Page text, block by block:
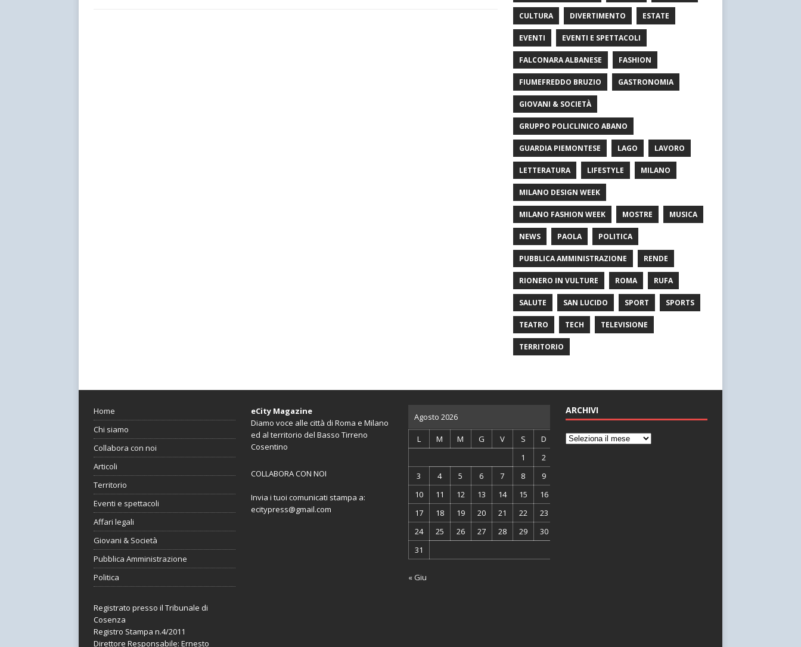
CULTURA DIVERTIMENTO ESTATE
EVENTI EVENTI E SPETTACOLI
FALCONARA ALBANESE FASHION
FIUMEFREDDO BRUZIO GASTRONOMIA
GIOVANI & SOCIETÀ
GRUPPO POLICLINICO ABANO
GUARDIA PIEMONTESE LAGO LAVORO
LETTERATURA LIFESTYLE MILANO
MILANO DESIGN WEEK
MILANO FASHION WEEK MOSTRE MUSICA
NEWS PAOLA POLITICA
PUBBLICA AMMINISTRAZIONE RENDE
RIONERO IN VULTURE ROMA RUFA
SALUTE SAN LUCIDO SPORT SPORTS
TEATRO TECH TELEVISIONE
TERRITORIO
Home
Chi siamo
Collabora con noi
Articoli
Territorio
Eventi e spettacoli
Affari legali
Giovani & Società
Pubblica Amministrazione
Politica
Registrato presso il Tribunale di
Cosenza
Registro Stampa n.4/2011
Direttore Responsabile: Ernesto
eCity Magazine
Diamo voce alle città di Roma e Milano
ed al territorio del Basso Tirreno
Cosentino
COLLABORA CON NOI
Invia i tuoi comunicati stampa a:
ecitypress@gmail.com
Agosto 2026
L M M G V S
D
1
2
3
4 5 6 7 8
9
10
11 12 13 14 15
16
17
18 19 20 21 22
23
24
25 26 27 28 29
30
31
« Giu
ARCHIVI